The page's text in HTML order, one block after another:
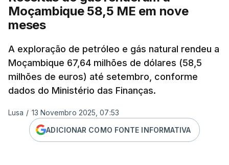
Moçambique 58,5 ME em nove
meses
A exploração de petróleo e gás natural rendeu a
Moçambique 67,64 milhões de dólares (58,5
milhões de euros) até setembro, conforme
dados do Ministério das Finanças.
Lusa / 13 Novembro 2025, 07:53
ADICIONAR COMO FONTE INFORMATIVA